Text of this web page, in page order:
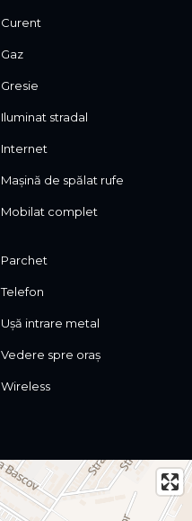
Curent
Gaz
Gresie
Iluminat stradal
Internet
Mașină de spălat rufe
Mobilat complet
Parchet
Telefon
Ușă intrare metal
Vedere spre oraș
Wireless